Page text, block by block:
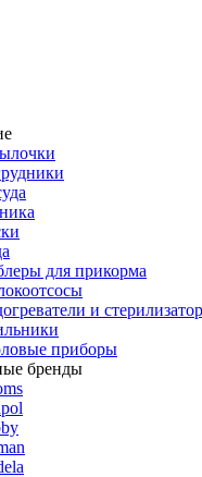
для прикорма
и
приборы
бренды